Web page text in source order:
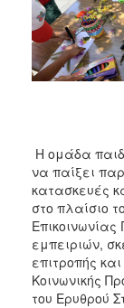
Η ομάδα
να παίξει
κατασκευές
στο πλαίσιο
εμπειριών,
επιτροπής
Κοινωνικής
του Ερυθρού